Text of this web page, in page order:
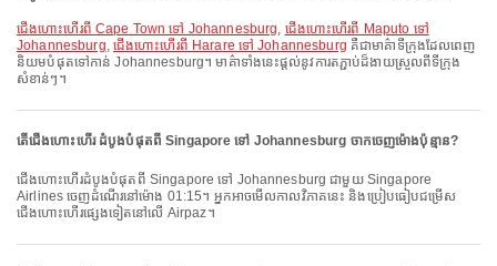
ជើងហោះហើរពី Cape Town ទៅ Johannesburg, ជើងហោះហើរពី Maputo ទៅ
Johannesburg, ជើងហោះហើរពី Harare ទៅ Johannesburg គឺជាមាគ៌ាទីក្រុងដែលពេញ
និយមបំផុតទៅកាន់ Johannesburg។ មាគ៌ាទាំងនេះផ្តល់នូវការតភ្ជាប់ដ៏ងាយស្រួលពីទីក្រុង
សំខាន់ៗ។
តើជើងហោះហើរ ដំបូងបំផុតពី Singapore ទៅ Johannesburg ចាកចេញម៉ោងប៉ុន្មាន?
ជើងហោះហើរដំបូងបំផុតពី Singapore ទៅ Johannesburg ជាមួយ Singapore
Airlines ចេញដំណើរនៅម៉ោង 01:15។ អ្នកអាចមើលកាលវិភាគនេះ និងប្រៀបធៀបជម្រើស
ជើងហោះហើរផ្សេងទៀតនៅលើ Airpaz។